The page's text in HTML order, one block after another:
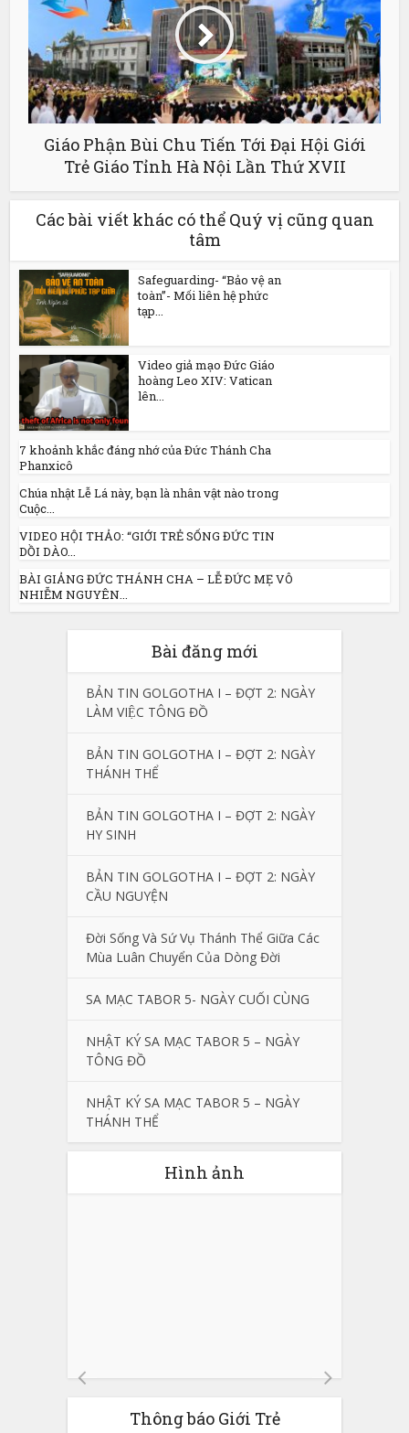
Giáo Phận Bùi Chu Tiến Tới Đại Hội Giới
Trẻ Giáo Tỉnh Hà Nội Lần Thứ XVII
Các bài viết khác có thể Quý vị cũng quan
tâm
Safeguarding- “Bảo vệ an
toàn”- Mối liên hệ phức
tạp...
Video giả mạo Đức Giáo
hoàng Leo XIV: Vatican
lên...
7 khoảnh khắc đáng nhớ của Đức Thánh Cha
Phanxicô
Chúa nhật Lễ Lá này, bạn là nhân vật nào trong
Cuộc...
VIDEO HỘI THẢO: “GIỚI TRẺ SỐNG ĐỨC TIN
DỒI DÀO...
BÀI GIẢNG ĐỨC THÁNH CHA – LỄ ĐỨC MẸ VÔ
NHIỄM NGUYÊN...
Bài đăng mới
BẢN TIN GOLGOTHA I – ĐỢT 2: NGÀY
LÀM VIỆC TÔNG ĐỒ
BẢN TIN GOLGOTHA I – ĐỢT 2: NGÀY
THÁNH THỂ
BẢN TIN GOLGOTHA I – ĐỢT 2: NGÀY
HY SINH
BẢN TIN GOLGOTHA I – ĐỢT 2: NGÀY
CẦU NGUYỆN
Đời Sống Và Sứ Vụ Thánh Thể Giữa Các
Mùa Luân Chuyển Của Dòng Đời
SA MẠC TABOR 5- NGÀY CUỐI CÙNG
NHẬT KÝ SA MẠC TABOR 5 – NGÀY
TÔNG ĐỒ
NHẬT KÝ SA MẠC TABOR 5 – NGÀY
THÁNH THỂ
Hình ảnh
Thông báo Giới Trẻ